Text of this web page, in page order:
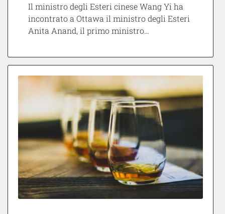
Il ministro degli Esteri cinese Wang Yi ha
incontrato a Ottawa il ministro degli Esteri
Anita Anand, il primo ministro…